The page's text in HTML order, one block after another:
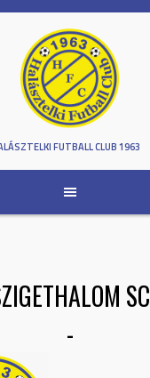
FUTBALL CLUB 1963
SC
-